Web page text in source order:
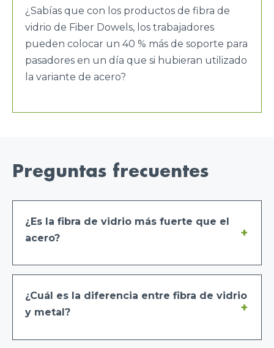
¿Sabías que con los productos de fibra de
vidrio de Fiber Dowels, los trabajadores
pueden colocar un 40 % más de soporte para
pasadores en un día que si hubieran utilizado
la variante de acero?
Preguntas frecuentes
¿Es la fibra de vidrio más fuerte que el
acero?
¿Cuál es la diferencia entre fibra de vidrio
y metal?